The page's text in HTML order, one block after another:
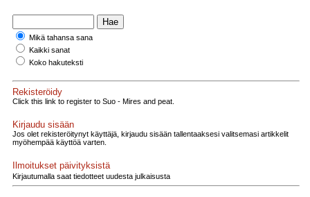
Mikä tahansa sana
Kaikki sanat
Koko hakuteksti
Rekisteröidy
Click this link to register to Suo - Mires and peat.
Kirjaudu sisään
Jos olet rekisteröitynyt käyttäjä, kirjaudu sisään tallentaaksesi valitsemasi artikkelit
myöhempää käyttöä varten.
Ilmoitukset päivityksistä
Kirjautumalla saat tiedotteet uudesta julkaisusta